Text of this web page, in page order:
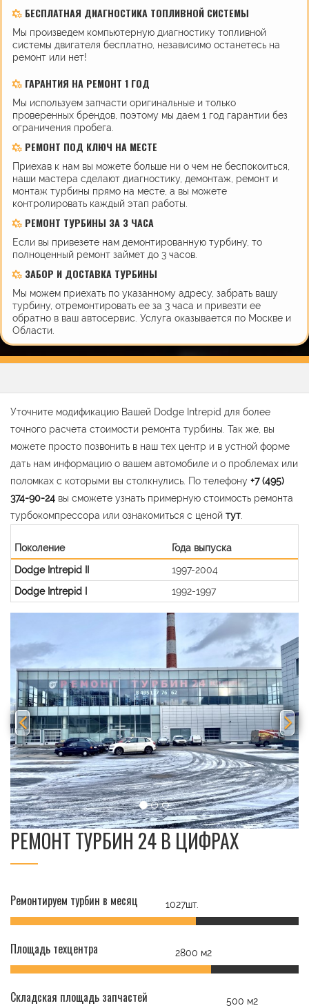
БЕСПЛАТНАЯ ДИАГНОСТИКА ТОПЛИВНОЙ СИСТЕМЫ
Мы произведем компьютерную диагностику топливной
системы двигателя бесплатно, независимо останетесь на
ремонт или нет!
ГАРАНТИЯ НА РЕМОНТ 1 ГОД
Мы используем запчасти оригинальные и только
проверенных брендов, поэтому мы даем 1 год гарантии без
ограничения пробега.
РЕМОНТ ПОД КЛЮЧ НА МЕСТЕ
Приехав к нам вы можете больше ни о чем не беспокоиться,
наши мастера сделают диагностику, демонтаж, ремонт и
монтаж турбины прямо на месте, а вы можете
контролировать каждый этап работы.
РЕМОНТ ТУРБИНЫ ЗА 3 ЧАСА
Если вы привезете нам демонтированную турбину, то
полноценный ремонт займет до 3 часов.
ЗАБОР И ДОСТАВКА ТУРБИНЫ
Мы можем приехать по указанному адресу, забрать вашу
турбину, отремонтировать ее за 3 часа и привезти ее
обратно в ваш автосервис. Услуга оказывается по Москве и
Области.
Уточните модификацию Вашей Dodge Intrepid для более
точного расчета стоимости ремонта турбины. Так же, вы
можете просто позвонить в наш тех центр и в устной форме
дать нам информацию о вашем автомобиле и о проблемах или
поломках с которыми вы столкнулись. По телефону +7 (495)
374-90-24 вы сможете узнать примерную стоимость ремонта
турбокомпрессора или ознакомиться с ценой тут
Поколение
Года выпуска
Dodge Intrepid II
1997-2004
Dodge Intrepid I
1992-1997
РЕМОНТ ТУРБИН 24 В ЦИФРАХ
Ремонтируем турбин в месяц 1027шт.
Площадь техцентра 2800 м2
Складская площадь запчастей 500 м2